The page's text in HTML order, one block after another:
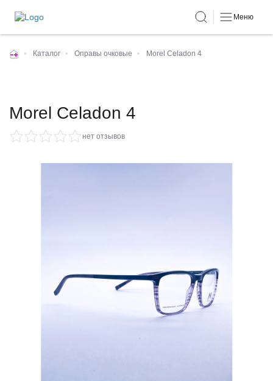
Меню
• Каталог • Оправы очковые • Morel Celadon 4
Morel Celadon 4
нет отзывов